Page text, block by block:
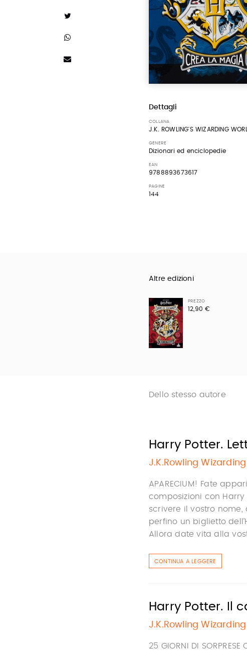
Dettagli
COLLANA
J.K. ROWLING'S WIZARDING
GENERE
Dizionari ed enciclopedie
EAN
9788893673617
PAGINE
144
Altre edizioni
PREZZO
12,90 €
Dello stesso autore
Harry Potter.
J.K.Rowling
APARECIUM! Fate
composizioni con
scrivere il vostro
perfino un biglietto
Allora date vita alla
CONTINUA A LEGGERE
Harry Potter. Il
J.K.Rowling
25 GIORNI DI SORPRESE